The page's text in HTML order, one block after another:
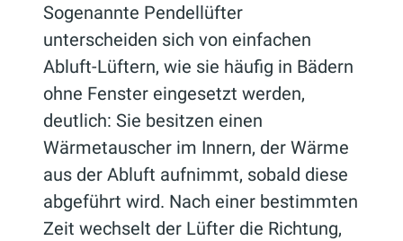
Sogenannte Pendellüfter
unterscheiden sich von einfachen
Abluft-Lüftern, wie sie häufig in Bädern
ohne Fenster eingesetzt werden,
deutlich: Sie besitzen einen
Wärmetauscher im Innern, der Wärme
aus der Abluft aufnimmt, sobald diese
abgeführt wird. Nach einer bestimmten
Zeit wechselt der Lüfter die Richtung,